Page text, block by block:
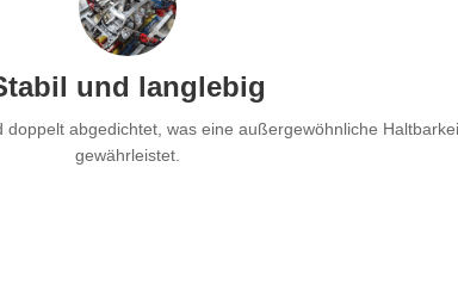
und langlebig
doppelt abgedichtet, was eine außergewöhnliche
gewährleistet.